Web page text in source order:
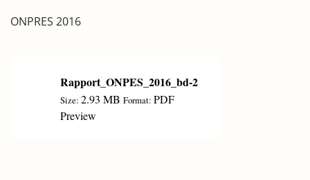
ONPRES 2016
Rapport_ONPES_2016_bd-2
Size: 2.93 MB Format: PDF
Preview